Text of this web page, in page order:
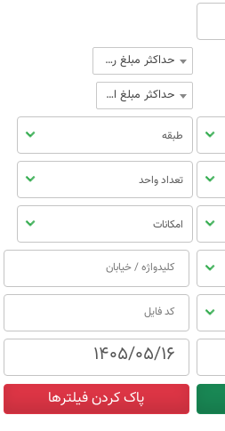
حداکثر مبلغ رهن
حداکثر مبلغ اجاره
طبقه
تعداد واحد
امکانات